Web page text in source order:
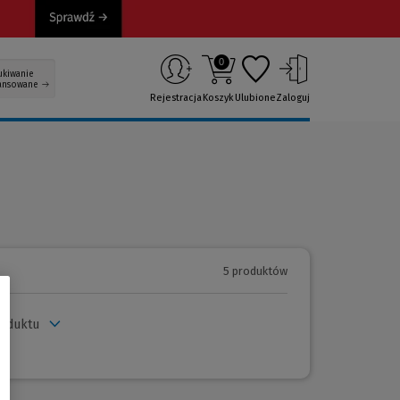
Rejestracja
0
KoszykUlubioneZaloguj
5 produktów